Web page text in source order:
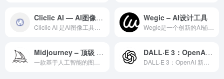
Cliclic AI — AI图像工具领域的专业 AI 工具 Wegic – AI设计工具
Midjourney – 顶级 AI 艺术图像生成工具 DALL·E 3：OpenAI 新一代AI图像生成工具